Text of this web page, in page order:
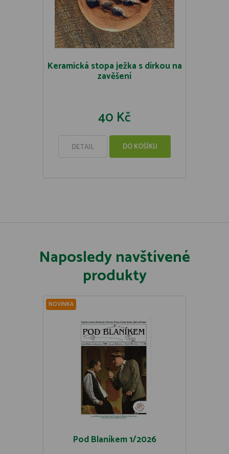
Keramická stopa ježka s dírkou na
zavěšení
40 Kč
DETAIL DO KOŠÍKU
Naposledy navštívené
produkty
NOVINKA
Pod Blaníkem 1/2026